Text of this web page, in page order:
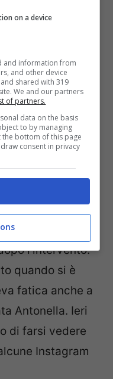
ai suoi fan che
l’intervento.
quando si è
fatica anche a
Antonella. Ieri
di farsi vedere
Instagram
on a device
and information from
and other device
shared with 319
We and our partners
of partners.
data on the basis
to by managing
bottom of this page
consent in privacy